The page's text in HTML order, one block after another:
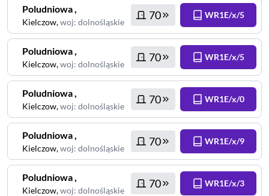
Poludniowa,
Kielczow,woj: dolnośląskie
70 WR1E/x/5
Poludniowa,
Kielczow,woj: dolnośląskie
70 WR1E/x/5
Poludniowa,
Kielczow,woj: dolnośląskie
70 WR1E/x/0
Poludniowa,
Kielczow,woj: dolnośląskie
70 WR1E/x/9
Poludniowa,
Kielczow,woj: dolnośląskie
70 WR1E/x/3